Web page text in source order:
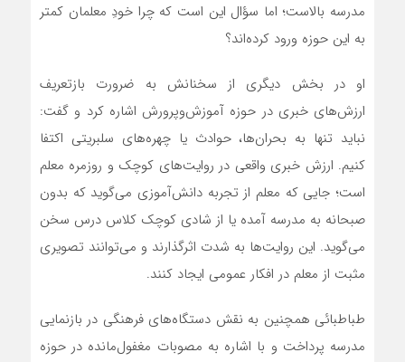
مدرسه بالاست؛ اما سؤال این است که چرا خودِ معلمان کمتر
به این حوزه ورود کرده‌اند؟
او در بخش دیگری از سخنانش به ضرورت بازتعریف
ارزش‌های خبری در حوزه آموزش‌وپرورش اشاره کرد و گفت:
نباید تنها به بحران‌ها، حوادث یا چهره‌های سلبریتی اکتفا
کنیم. ارزش خبری واقعی در روایت‌های کوچک و روزمره معلم
است؛ جایی که معلم از تجربه دانش‌آموزی می‌گوید که بدون
صبحانه به مدرسه آمده یا از شادی کوچک کلاس درس سخن
می‌گوید. این روایت‌ها به شدت اثرگذارند و می‌توانند تصویری
مثبت از معلم در افکار عمومی ایجاد کنند.
طباطبائی همچنین به نقش دستگاه‌های فرهنگی در بازنمایی
مدرسه پرداخت و با اشاره به مصوبات مغفول‌مانده در حوزه